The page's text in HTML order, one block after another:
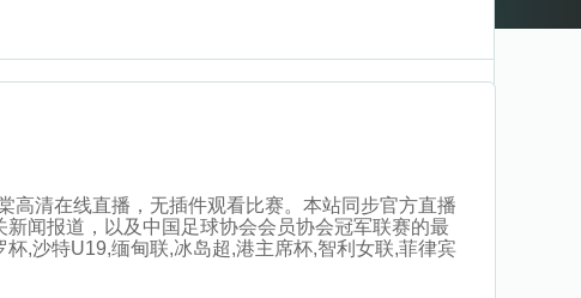
高清在线直播，无插件观看比赛。本站同步官方直播
闻报道，以及中国足球协会会员协会冠军联赛的最
,沙特U19,缅甸联,冰岛超,港主席杯,智利女联,菲律宾